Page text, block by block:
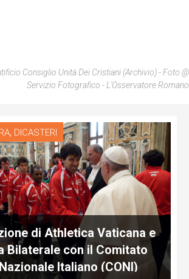
Consiglio Unità Dei Cristiani (archivio) - Foto @
Servizio Fotografico - L'Osservatore Romano
, DICASTERI
di Athletica Vaticana e
Bilaterale con il Comitato
Italiano (CONI)